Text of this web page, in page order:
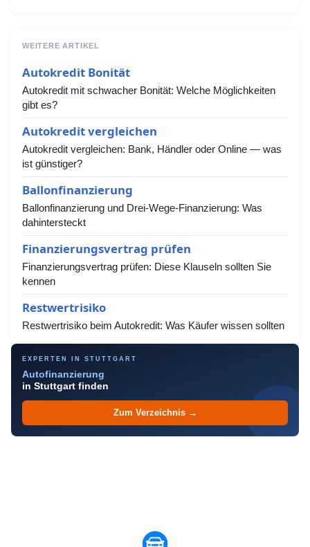
WEITERE ARTIKEL
Autokredit Bonität
Autokredit mit schwacher Bonität: Welche Möglichkeiten
gibt es?
Autokredit vergleichen
Autokredit vergleichen: Bank, Händler oder Online — was
ist günstiger?
Ballonfinanzierung
Ballonfinanzierung und Drei-Wege-Finanzierung: Was
dahintersteckt
Finanzierungsvertrag prüfen
Finanzierungsvertrag prüfen: Diese Klauseln sollten Sie
kennen
Restwertrisiko
Restwertrisiko beim Autokredit: Was Käufer wissen sollten
EXPERTEN IN STUTTGART
Autofinanzierung
in Stuttgart finden
Zum Verzeichnis →